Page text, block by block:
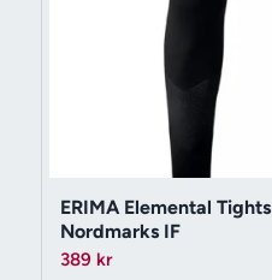
ERIMA Elemental
Nordmarks IF
389 kr